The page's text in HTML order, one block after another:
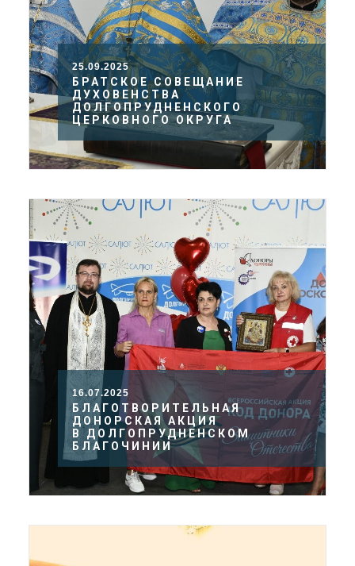
25.09.2025
БРАТСКОЕ СОВЕЩАНИЕ
ДУХОВЕНСТВА
ДОЛГОПРУДНЕНСКОГО
ЦЕРКОВНОГО ОКРУГА
16.07.2025
БЛАГОТВОРИТЕЛЬНАЯ
ДОНОРСКАЯ АКЦИЯ
В ДОЛГОПРУДНЕНСКОМ
БЛАГОЧИНИИ